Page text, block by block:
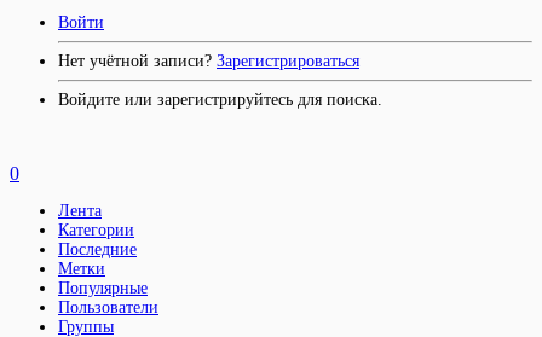
Войти
Нет учётной записи? Зарегистрироваться
Войдите или зарегистрируйтесь для поиска.
0
Лента
Категории
Последние
Метки
Популярные
Пользователи
Группы